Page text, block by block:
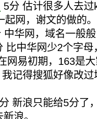
5分 估计很多人去
起网，谢文的做的。
中华网，域名一般
比中华网少2个字母
网易初期，163是
我记得搜狐好像改
新浪只能给5分了
浪。